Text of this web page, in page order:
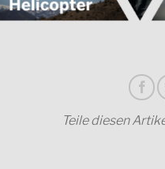
Teile diesen